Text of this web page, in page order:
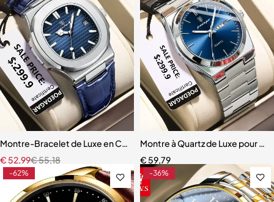
Montre-Bracelet de Luxe en Cuir pour Homme, Étanche, Shoous
€55,18
€ 52,99
Montre à Quartz de Luxe pour
€ 59,79
-62% -36%